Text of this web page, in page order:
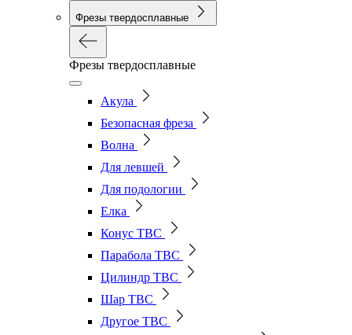
Фрезы твердосплавные
Фрезы твердосплавные
Акула
Безопасная фреза
Волна
Для левшей
Для подологии
Елка
Конус ТВС
Парабола ТВС
Цилиндр ТВС
Шар ТВС
Другое ТВС